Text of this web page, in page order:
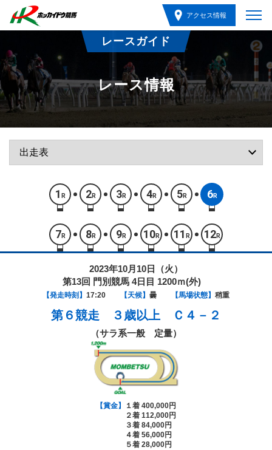
アクセス情報
レースガイド
レース情報
1 R 2R 3R 4R 5R 6R
7 R 8R 9R 10R 11 R 12R
2023年10月10日（火）
第13回 門別競馬 4日目 1200ｍ(外)
【発走時刻】 17:20 【天候】 曇 【馬場状態】 稍重
第６競走 ３歳以上 Ｃ４－２
（サラ系一般 定量）
【賞金】
１着 400,000円
２着 112,000円
３着 84,000円
４着 56,000円
５着 28,000円